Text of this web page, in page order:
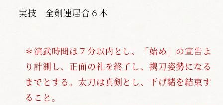
実技 全剣連居合６本
＊演武時間は７分以内とし、「始め」の宣告よ
り計測し、正面の礼を終了し、携刀姿勢になる
までとする。太刀は真剣とし、下げ緒を結束す
ること。